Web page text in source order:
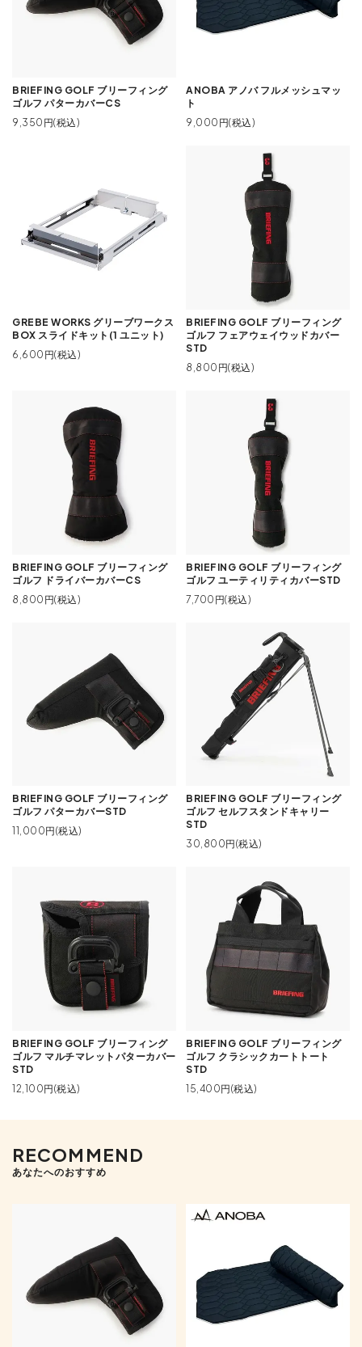
BRIEFING GOLF ブリーフィング
ゴルフ パターカバーCS
9,350円(税込)
ANOBA アノバ フルメッシュマッ
ト
9,000円(税込)
GREBE WORKS グリーブワークス
BOX スライドキット(1 ユニット)
6,600円(税込)
BRIEFING GOLF ブリーフィング
ゴルフ フェアウェイウッドカバー
STD
8,800円(税込)
BRIEFING GOLF ブリーフィング
ゴルフ ドライバーカバーCS
8,800円(税込)
BRIEFING GOLF ブリーフィング
ゴルフ ユーティリティカバーSTD
7,700円(税込)
BRIEFING GOLF ブリーフィング
ゴルフ パターカバーSTD
11,000円(税込)
BRIEFING GOLF ブリーフィング
ゴルフ セルフスタンドキャリー
STD
30,800円(税込)
BRIEFING GOLF ブリーフィング
ゴルフ マルチマレットパターカバー
STD
12,100円(税込)
BRIEFING GOLF ブリーフィング
ゴルフ クラシックカートトート
STD
15,400円(税込)
RECOMMEND
あなたへのおすすめ